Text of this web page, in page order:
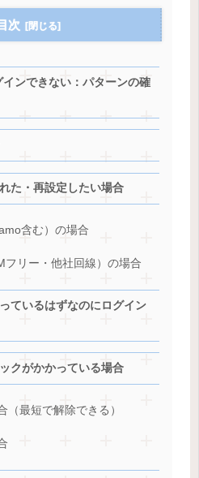
目次
ンできない：パターンの確
た・再設定したい場合
含む）の場合
フリー・他社回線）の場合
ているはずなのにログイン
クがかかっている場合
（最短で解除できる）